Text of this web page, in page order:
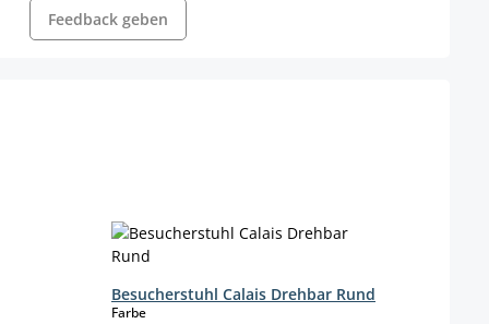
Feedback geben
Besucherstuhl Calais Drehbar Rund
Farbeauswählen